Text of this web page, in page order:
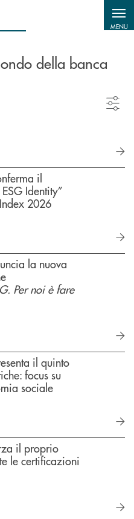
MENU
della banca
il
Identity”
2026
la nuova
Per noi è fare
il quinto
focus su
sociale
il proprio
le certificazioni